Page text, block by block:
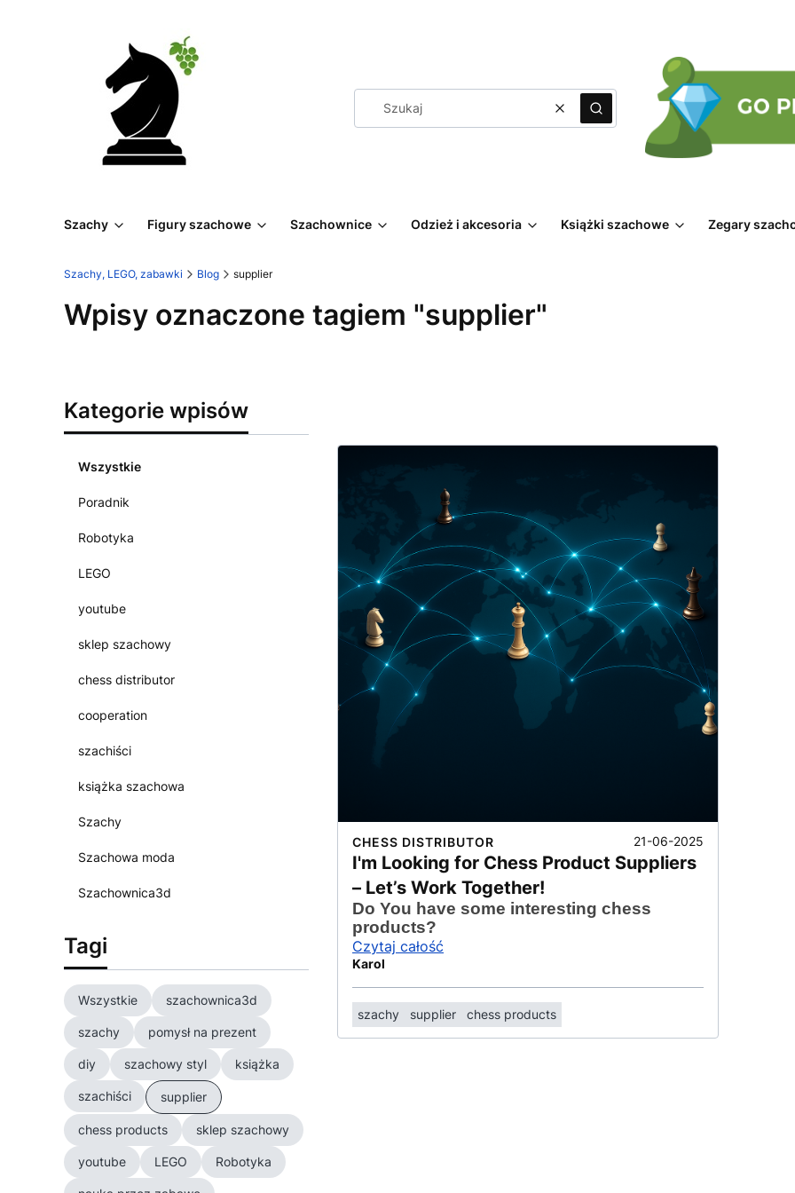
WyczyśćSzukaj
Szachy Figury szachowe Szachownice Odzież i akcesoria Książki szachowe Zegary
Szachy, LEGO, zabawki Blog supplier
Wpisy oznaczone tagiem "supplier"
Kategorie wpisów
Wszystkie
Poradnik
Robotyka
LEGO
youtube
sklep szachowy
chess distributor
cooperation
szachiści
książka szachowa
Szachy
Szachowa moda
Szachownica3d
Tagi
Wszystkie szachownica3d
szachy pomysł na prezent
diy szachowy styl książka
szachiści supplier
chess products sklep szachowy
youtube LEGO Robotyka
CHESS DISTRIBUTOR 21-06-2025
I'm Looking for Chess Product Suppliers
– Let’s Work Together!
Do You have some interesting chess
products?
Czytaj całość
Karol
szachy supplier chess products